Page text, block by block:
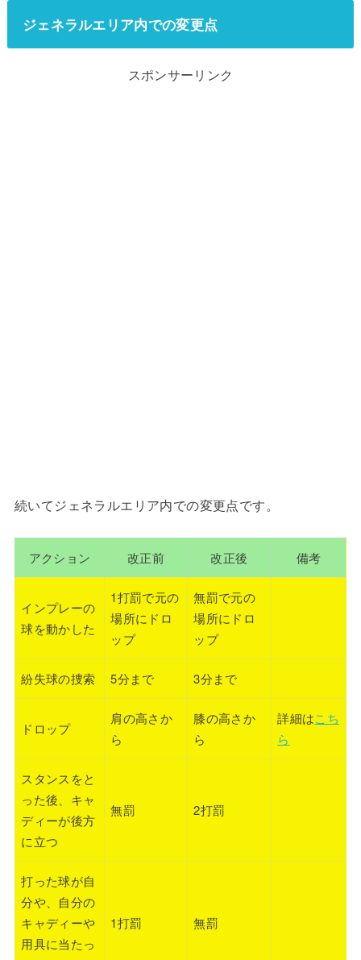
ジェネラルエリア内での変更点
スポンサーリンク
続いてジェネラルエリア内での変更点です。
アクション 改正前 改正後 備考
インプレーの
球を動かした
1打罰で元の
場所にドロ
ップ
無罰で元の
場所にドロ
ップ
紛失球の捜索 5分まで 3分まで
ドロップ
肩の高さか
ら
膝の高さか
ら
詳細はこち
ら
スタンスをと
った後、キャ
ディーが後方
に立つ
無罰 2打罰
打った球が自
分や、自分の
キャディーや
用具に当たっ
1打罰 無罰